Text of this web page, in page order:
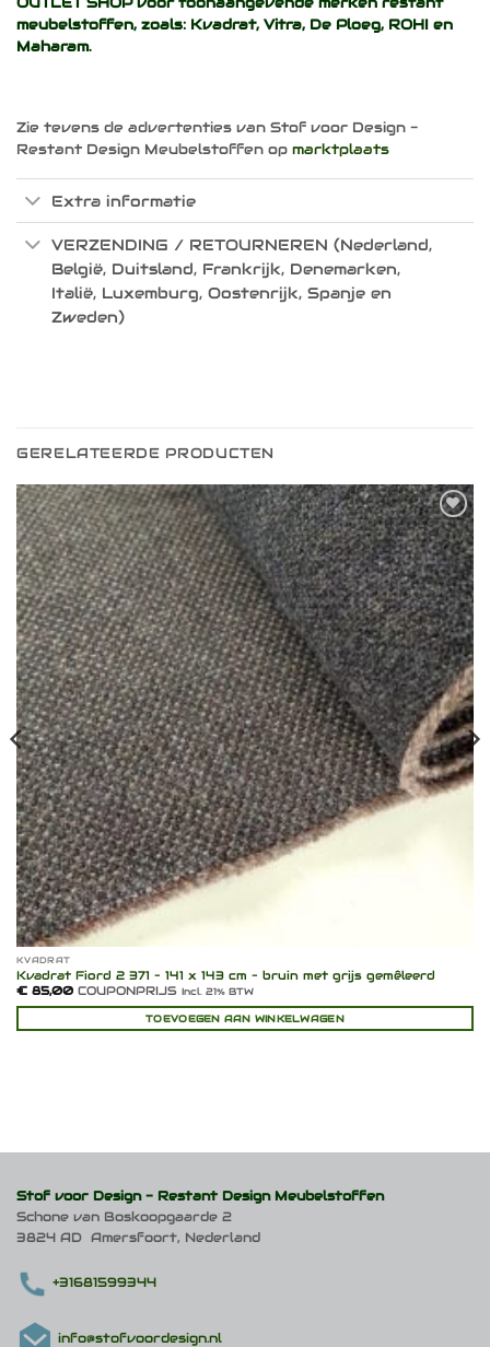
meubelstoffen, zoals: Kvadrat, Vitra, De Ploeg, ROHI en
Maharam.
Zie tevens de advertenties van Stof voor Design -
Restant Design Meubelstoffen op marktplaats
Extra informatie
VERZENDING / RETOURNEREN (Nederland,
België, Duitsland, Frankrijk, Denemarken,
Italië, Luxemburg, Oostenrijk, Spanje en
Zweden)
GERELATEERDE PRODUCTEN
Toevoegen
aan
verlanglijst
KVADRAT
Kvadrat Fiord 2 371 – 141 x 143 cm – bruin met grijs gemêleerd
€85,00COUPONPRIJS Incl. 21% BTW
TOEVOEGEN AAN WINKELWAGEN
Stof voor Design - Restant Design Meubelstoffen
Schone van Boskoopgaarde 2
3824 AD Amersfoort, Nederland
+31681599344
info@stofvoordesign.nl